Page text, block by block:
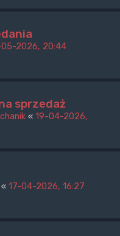
2026, 20:44
sprzedaż
« 19-04-2026,
« 17-04-2026, 16:27